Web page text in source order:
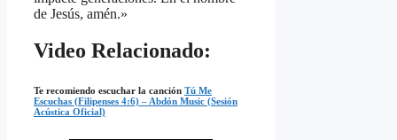
de Jesús, amén.»
Video Relacionado:
Te recomiendo escuchar la canción Tú Me
Escuchas (Filipenses 4:6) – Abdón Music (Sesión
Acústica Oficial)